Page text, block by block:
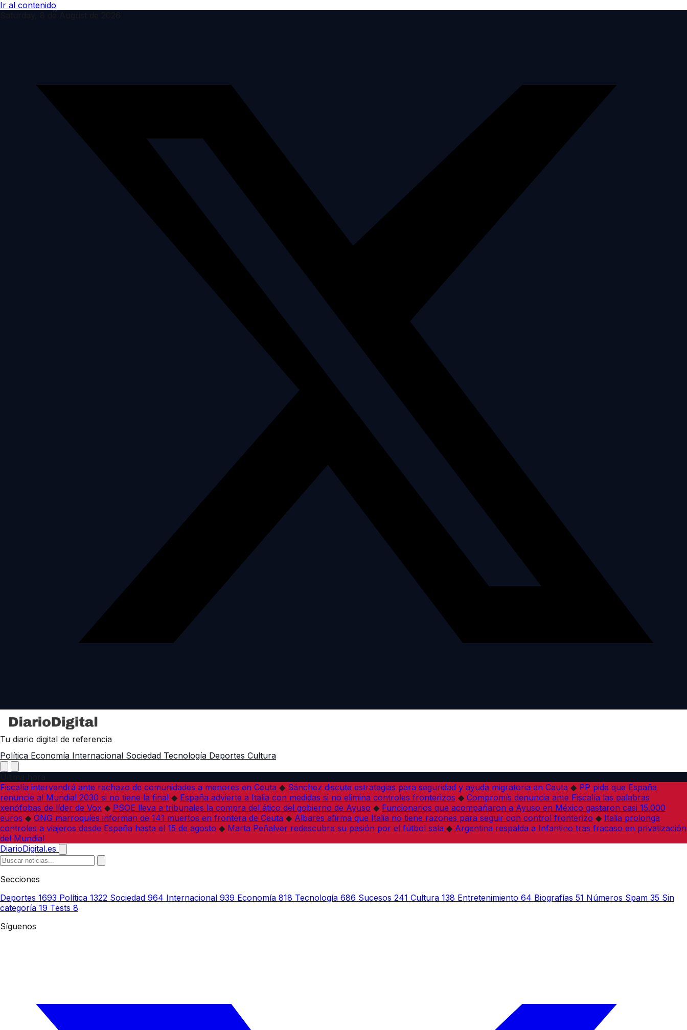
Ir al contenido
Tu diario digital de referencia
Política Economía Internacional Sociedad Tecnología Deportes Cultura
Fiscalía intervendrá ante rechazo de comunidades a menores en Ceuta ◆ Sánchez discute estrategias para seguridad y ayuda migratoria en Ceuta ◆ PP pide que España
renuncie al Mundial 2030 si no tiene la final ◆ España advierte a Italia con medidas si no elimina controles fronterizos ◆ Compromís denuncia ante Fiscalía las palabras
xenófobas de líder de Vox ◆ PSOE lleva a tribunales la compra del ático del gobierno de Ayuso ◆ Funcionarios que acompañaron a Ayuso en México gastaron casi 15.000
euros ◆ ONG marroquíes informan de 141 muertos en frontera de Ceuta ◆ Albares afirma que Italia no tiene razones para seguir con control fronterizo ◆ Italia prolonga
controles a viajeros desde España hasta el 15 de agosto ◆ Marta Peñalver redescubre su pasión por el fútbol sala ◆ Argentina respalda a Infantino tras fracaso en privatización
del Mundial
DiarioDigital.es
Secciones
Deportes 1693 Política 1322 Sociedad 964 Internacional 939 Economía 818 Tecnología 686 Sucesos 241 Cultura 138 Entretenimiento 64 Biografías 51 Números Spam 35 Sin
categoría 19 Tests 8
Síguenos